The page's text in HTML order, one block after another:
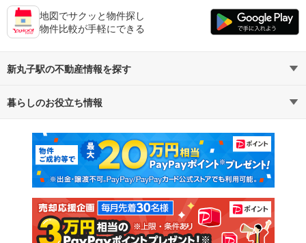
地図でサクッと物件探し
物件比較が手軽にできる
新丸子駅の不動産情報を探す
不動産・住宅
新築マンション 中古マンション
新築一戸建て 中古一戸建て
注文住宅 土地
暮らしのお役立ち情報
マンションカタログ 教えて！住まいの先生